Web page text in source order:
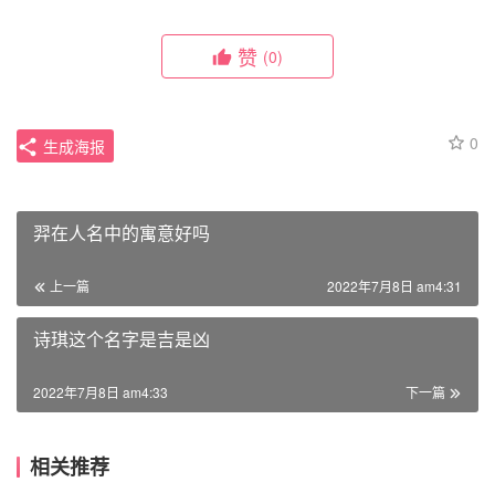
赞 (0)
0
生成海报
羿在人名中的寓意好吗
上一篇 2022年7月8日 am4:31
诗琪这个名字是吉是凶
下一篇
2022年7月8日 am4:33
相关推荐